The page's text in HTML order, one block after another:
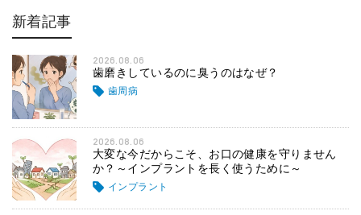
新着記事
2026.08.06
歯磨きしているのに臭うのはなぜ？
歯周病
2026.08.06
大変な今だからこそ、お口の健康を守りません
か？～インプラントを長く使うために～
インプラント